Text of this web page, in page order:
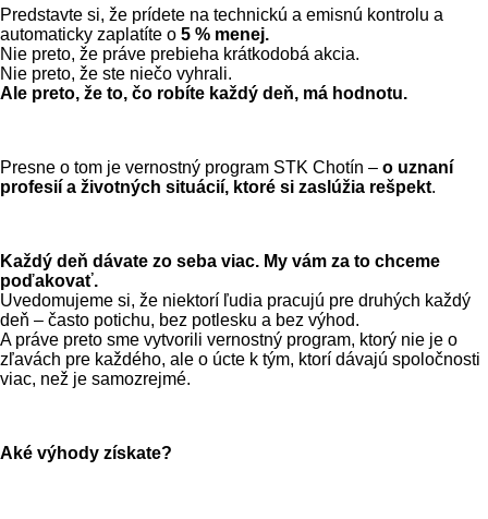
Predstavte si, že prídete na technickú a emisnú kontrolu a
automaticky zaplatíte o 5 % menej.
Nie preto, že práve prebieha krátkodobá akcia.
Nie preto, že ste niečo vyhrali.
Ale preto, že to, čo robíte každý deň, má hodnotu.
Presne o tom je vernostný program STK Chotín – o uznaní
profesií a životných situácií, ktoré si zaslúžia rešpekt.
Každý deň dávate zo seba viac. My vám za to chceme
poďakovať.
Uvedomujeme si, že niektorí ľudia pracujú pre druhých každý
deň – často potichu, bez potlesku a bez výhod.
A práve preto sme vytvorili vernostný program, ktorý nie je o
zľavách pre každého, ale o úcte k tým, ktorí dávajú spoločnosti
viac, než je samozrejmé.
Aké výhody získate?